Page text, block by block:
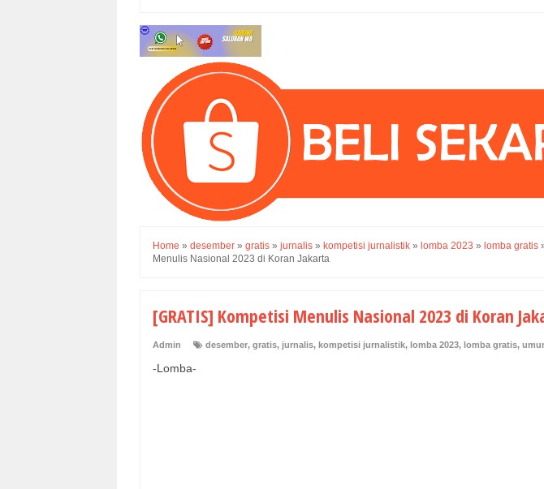
Home » desember » gratis » jurnalis » kompetisi jurnalistik » lomba 2023 » lomba gratis
Menulis Nasional 2023 di Koran Jakarta
[GRATIS] Kompetisi Menulis Nasional 2023 di Koran
Admin desember, gratis, jurnalis, kompetisi jurnalistik, lomba 2023, lomba gratis,
-Lomba-